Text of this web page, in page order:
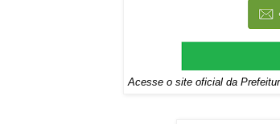
Acesse o site oficial da